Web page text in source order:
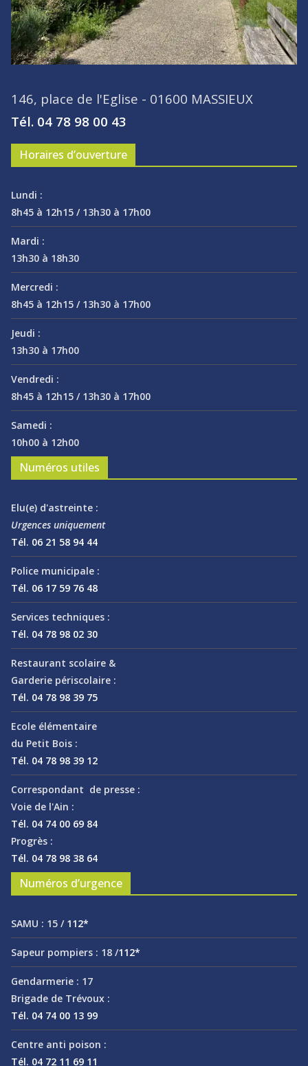
146, place de l'Eglise - 01600 MASSIEUX
Tél. 04 78 98 00 43
Horaires d’ouverture
Lundi :
8h45 à 12h15 / 13h30 à 17h00
Mardi :
13h30 à 18h30
Mercredi :
8h45 à 12h15 / 13h30 à 17h00
Jeudi :
13h30 à 17h00
Vendredi :
8h45 à 12h15 / 13h30 à 17h00
Samedi :
10h00 à 12h00
Numéros utiles
Elu(e) d'astreinte :
Urgences uniquement
Tél. 06 21 58 94 44
Police municipale :
Tél. 06 17 59 76 48
Services techniques :
Tél. 04 78 98 02 30
Restaurant scolaire &
Garderie périscolaire :
Tél. 04 78 98 39 75
Ecole élémentaire
du Petit Bois :
Tél. 04 78 98 39 12
Correspondant de presse :
Voie de l'Ain :
Tél. 04 74 00 69 84
Progrès :
Tél. 04 78 98 38 64
Numéros d’urgence
SAMU : 15 / 112*
Sapeur pompiers : 18 /112*
Gendarmerie : 17
Brigade de Trévoux :
Tél. 04 74 00 13 99
Centre anti poison :
Tél. 04 72 11 69 11